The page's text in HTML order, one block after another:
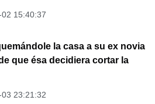
15:40:37
la casa a su ex novia
que ésa decidiera cortar la
23:21:32